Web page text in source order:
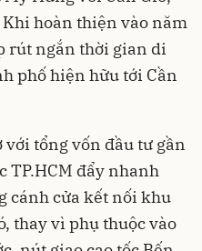
hoàn thiện vào năm
rút ngắn thời gian di
phố hiện hữu tới Cần
với tổng vốn đầu tư gần
TP.HCM đẩy nhanh
cánh cửa kết nối khu
thay vì phụ thuộc vào